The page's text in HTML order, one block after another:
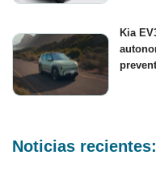
Kia
Noticias recientes: